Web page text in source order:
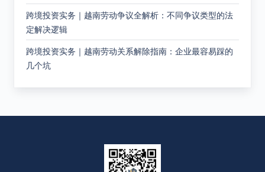
跨境投资实务｜越南劳动争议全解析：不同争议类型的法
定解决逻辑
跨境投资实务｜越南劳动关系解除指南：企业最容易踩的
几个坑